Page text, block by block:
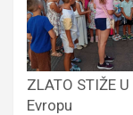
ZLATO STIŽE
Evropu